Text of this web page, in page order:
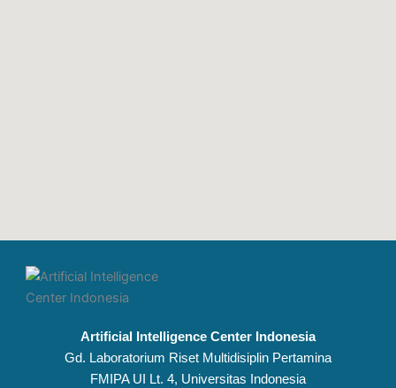
Artificial Intelligence Center Indonesia
Gd. Laboratorium Riset Multidisiplin Pertamina
FMIPA UI Lt. 4, Universitas Indonesia